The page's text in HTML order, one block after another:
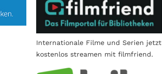
Internationale Filme und Serien jetzt
kostenlos streamen mit filmfriend.